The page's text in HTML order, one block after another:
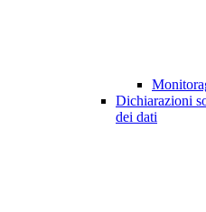
Dichiarazioni
dei dati